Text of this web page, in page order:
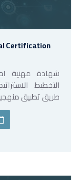
Certification
شهادة مهنية
التخطيط
طريق تطبيق